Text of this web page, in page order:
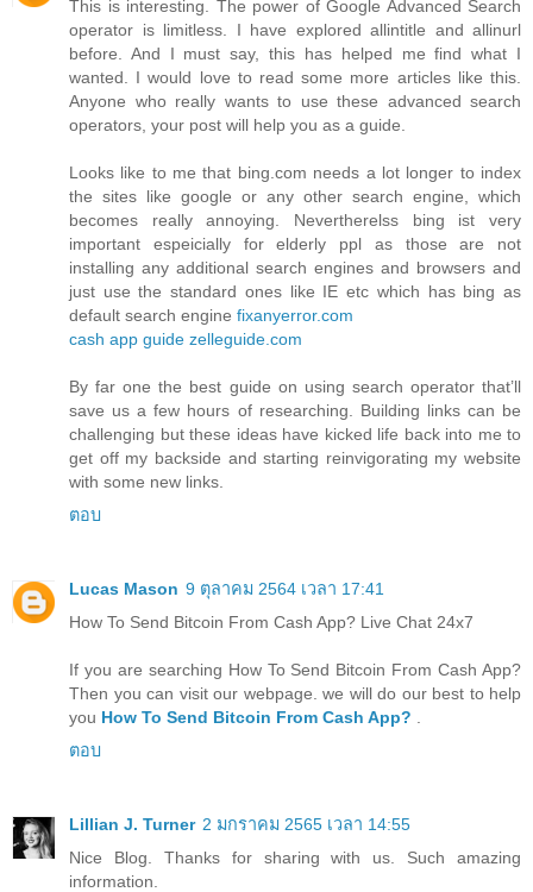
This is interesting. The power of Google Advanced Search
operator is limitless. I have explored allintitle and allinurl
before. And I must say, this has helped me find what I
wanted. I would love to read some more articles like this.
Anyone who really wants to use these advanced search
operators, your post will help you as a guide.
Looks like to me that bing.com needs a lot longer to index
the sites like google or any other search engine, which
becomes really annoying. Nevertherelss bing ist very
important espeicially for elderly ppl as those are not
installing any additional search engines and browsers and
just use the standard ones like IE etc which has bing as
default search engine fixanyerror.com
cash app guide zelleguide.com
By far one the best guide on using search operator that’ll
save us a few hours of researching. Building links can be
challenging but these ideas have kicked life back into me to
get off my backside and starting reinvigorating my website
with some new links.
ตอบ
Lucas Mason 9 ตุลาคม 2564 เวลา 17:41
How To Send Bitcoin From Cash App? Live Chat 24x7
If you are searching How To Send Bitcoin From Cash App?
Then you can visit our webpage. we will do our best to help
you How To Send Bitcoin From Cash App?
ตอบ
Lillian J. Turner 2 มกราคม 2565 เวลา 14:55
Nice Blog. Thanks for sharing with us. Such amazing
information.